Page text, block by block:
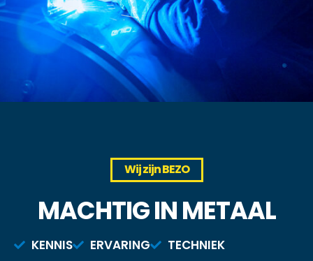
LASBEDRIJF
is!'
Wij zijn BEZO
MACHTIG IN METAAL
KENNIS ERVARING TECHNIEK